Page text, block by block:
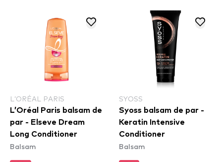
L’ORÉAL PARIS
L’Oréal Paris balsam de
par - Elseve Dream
Long Conditioner
Balsam
SYOSS
Syoss balsam de par -
Keratin Intensive
Conditioner
Balsam